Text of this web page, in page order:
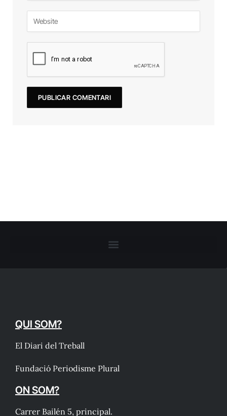
QUI SOM?
El Diari del Treball
Fundació Periodisme Plural
ON SOM?
Carrer Bailén 5, principal.